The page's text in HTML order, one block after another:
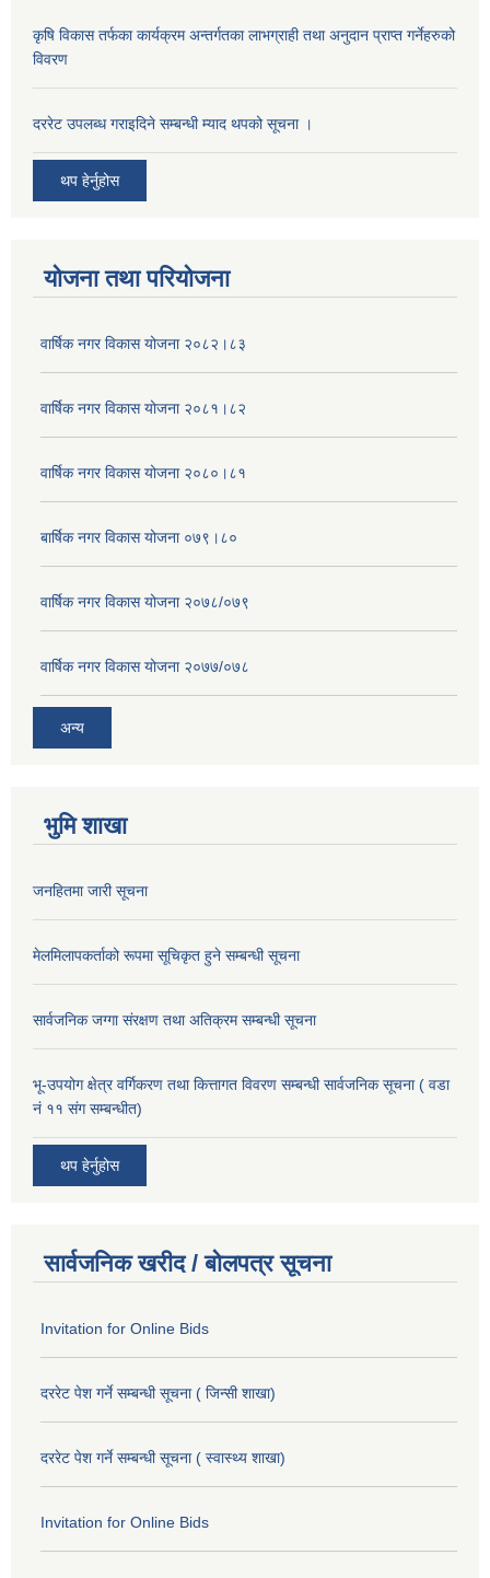
कृषि विकास तर्फका कार्यक्रम अन्तर्गतका लाभग्राही तथा अनुदान प्राप्त गर्नेहरुको
विवरण
दररेट उपलब्ध गराइदिने सम्बन्धी म्याद थपको सूचना ।
थप हेर्नुहोस
योजना तथा परियोजना
वार्षिक नगर विकास योजना २०८२।८३
वार्षिक नगर विकास योजना २०८१।८२
वार्षिक नगर विकास योजना २०८०।८१
बार्षिक नगर विकास योजना ०७९।८०
वार्षिक नगर विकास योजना २०७८/०७९
वार्षिक नगर विकास योजना २०७७/०७८
अन्य
भुमि शाखा
जनहितमा जारी सूचना
मेलमिलापकर्ताको रूपमा सूचिकृत हुने सम्बन्धी सूचना
सार्वजनिक जग्गा संरक्षण तथा अतिक्रम सम्बन्धी सूचना
भू-उपयोग क्षेत्र वर्गिकरण तथा कित्तागत विवरण सम्बन्धी सार्वजनिक सूचना ( वडा
नं ११ संग सम्बन्धीत)
थप हेर्नुहोस
सार्वजनिक खरीद / बोलपत्र सूचना
Invitation for Online Bids
दररेट पेश गर्ने सम्बन्धी सूचना ( जिन्सी शाखा)
दररेट पेश गर्ने सम्बन्धी सूचना ( स्वास्थ्य शाखा)
Invitation for Online Bids